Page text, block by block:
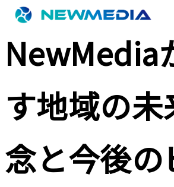
サービス一覧
実績
NewMedia
す地域の
念と今後の